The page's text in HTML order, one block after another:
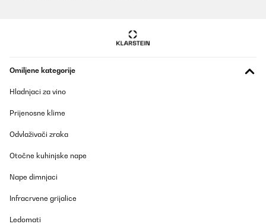
Omiljene kategorije
Hladnjaci za vino
Prijenosne klime
Odvlaživači zraka
Otočne kuhinjske nape
Nape dimnjaci
Infracrvene grijalice
Ledomati